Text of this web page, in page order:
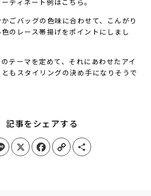
ディネート例はこちら。
ごバッグの色味に合わせて、こんがり
のレース帯揚げをポイントにしまし
テーマを定めて、それにあわせたアイ
もスタイリングの決め手になりそうで
記事をシェアする
Line X Facebook Copy Link Share